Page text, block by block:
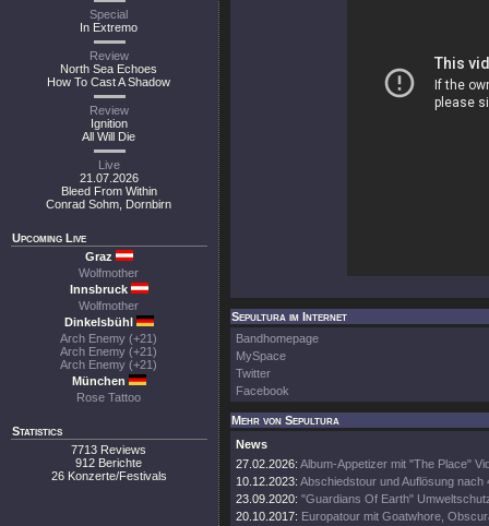
Special
In Extremo
Review
North Sea Echoes
How To Cast A Shadow
Review
Ignition
All Will Die
Live
21.07.2026
Bleed From Within
Conrad Sohm, Dornbirn
Upcoming Live
Graz
Wolfmother
Innsbruck
Wolfmother
Dinkelsbühl
Arch Enemy (+21)
Arch Enemy (+21)
Arch Enemy (+21)
München
Rose Tattoo
Statistics
7713 Reviews
912 Berichte
26 Konzerte/Festivals
Sepultura im Internet
Bandhomepage
MySpace
Twitter
Facebook
Mehr von Sepultura
News
27.02.2026: Album-Appetizer mit "The Place"
10.12.2023: Abschiedstour und Auflösung nach
23.09.2020: "Guardians Of Earth"
20.10.2017: Europatour mit Goatwhore,